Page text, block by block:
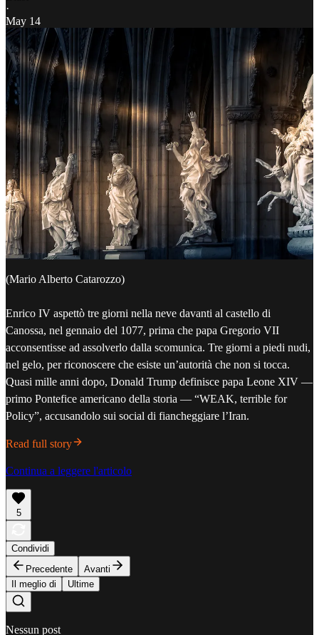
·
May 14
(Mario Alberto Catarozzo)
Enrico IV aspettò tre giorni nella neve davanti al castello di
Canossa, nel gennaio del 1077, prima che papa Gregorio VII
acconsentisse ad assolverlo dalla scomunica. Tre giorni a piedi nudi,
nel gelo, per riconoscere che esiste un’autorità che non si tocca.
Quasi mille anni dopo, Donald Trump definisce papa Leone XIV —
primo Pontefice americano della storia — “WEAK, terrible for
Policy”, accusandolo sui social di fiancheggiare l’Iran.
Read full story
Continua a leggere l'articolo
5
Condividi
Precedente
Avanti
Il meglio di
Ultime
Nessun post